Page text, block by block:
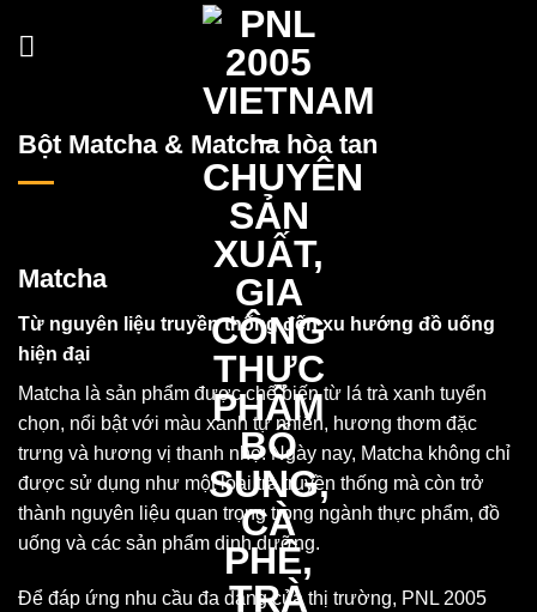
Bột Matcha & Matcha hòa tan
Matcha
Từ nguyên liệu truyền thống đến xu hướng đồ uống
hiện đại
Matcha là sản phẩm được chế biến từ lá trà xanh tuyển
chọn, nổi bật với màu xanh tự nhiên, hương thơm đặc
trưng và hương vị thanh nhẹ. Ngày nay, Matcha không chỉ
được sử dụng như một loại trà truyền thống mà còn trở
thành nguyên liệu quan trọng trong ngành thực phẩm, đồ
uống và các sản phẩm dinh dưỡng.
Để đáp ứng nhu cầu đa dạng của thị trường, PNL 2005